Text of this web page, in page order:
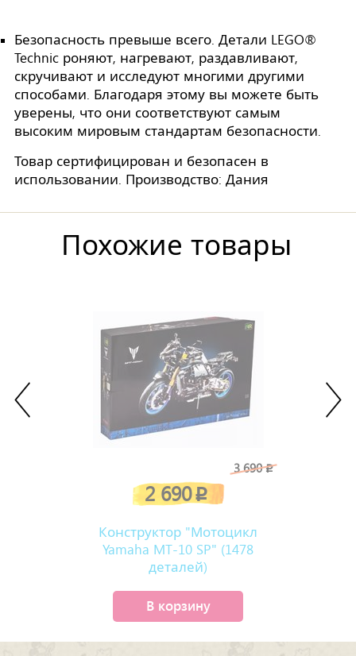
Безопасность превыше всего. Детали LEGO®
Technic роняют, нагревают, раздавливают,
скручивают и исследуют многими другими
способами. Благодаря этому вы можете быть
уверены, что они соответствуют самым
высоким мировым стандартам безопасности.
Товар сертифицирован и безопасен в
использовании. Производство: Дания
Похожие товары
3 690p
2 690p
Конструктор "Мотоцикл
Yamaha MT-10 SP" (1478
деталей)
В корзину